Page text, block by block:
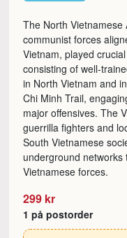
The North Vietnamese
communist forces
Vietnam, played
consisting of well-
in North Vietnam and
Chi Minh Trail,
major offensives. The
guerrilla fighters and
South Vietnamese
underground networks
Vietnamese forces.
299 kr
1 på postorder